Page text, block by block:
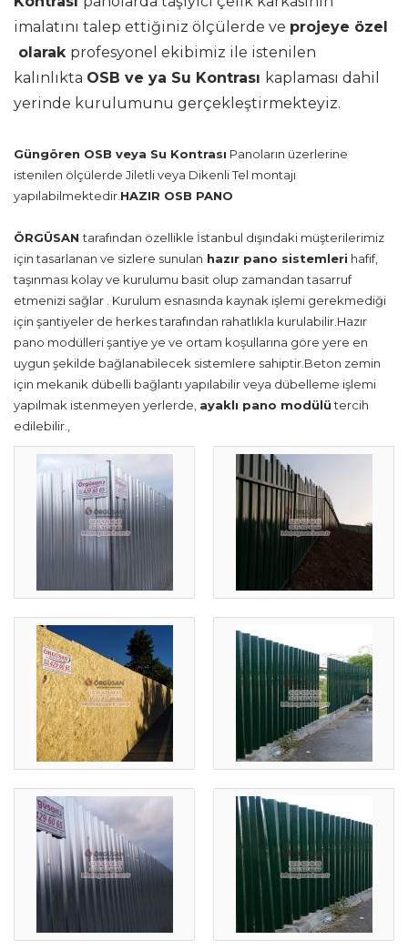
imalatını talep ettiğiniz ölçülerde ve projeye özel
olarak profesyonel ekibimiz ile istenilen
kalınlıkta OSB ve ya Su Kontrası kaplaması dahil
yerinde kurulumunu gerçekleştirmekteyiz.
Güngören OSB veya Su Kontrası Panoların üzerlerine
istenilen ölçülerde Jiletli veya Dikenli Tel montajı
yapılabilmektedir.HAZIR OSB PANO
ÖRGÜSANtarafından özellikle İstanbul dışındaki müşterilerimiz
için tasarlanan ve sizlere sunulan hazır pano sistemleri hafif,
taşınması kolay ve kurulumu basit olup zamandan tasarruf
etmenizi sağlar . Kurulum esnasında kaynak işlemi gerekmediği
için şantiyeler de herkes tarafından rahatlıkla kurulabilir.Hazır
pano modülleri şantiye ye ve ortam koşullarına göre yere en
uygun şekilde bağlanabilecek sistemlere sahiptir.Beton zemin
için mekanik dübelli bağlantı yapılabilir veya dübelleme işlemi
yapılmak istenmeyen yerlerde, ayaklı pano modülütercih
edilebilir.,